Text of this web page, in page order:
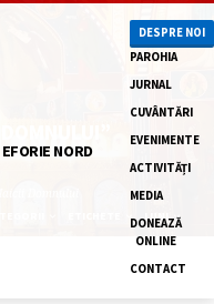
EFORIE NORD
DESPRE NOI
PAROHIA
JURNAL
CUVÂNTĂRI
EVENIMENTE
ACTIVITĂȚI
MEDIA
DONEAZĂ
ONLINE
CONTACT
LUNI